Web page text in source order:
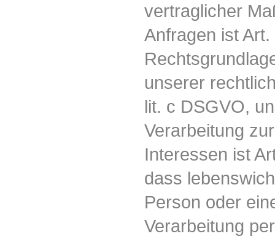
vertraglicher
Anfragen ist
unserer
lit. c DSGVO,
Verarbeitung
Interessen ist
dass
Person oder
Verarbeitung